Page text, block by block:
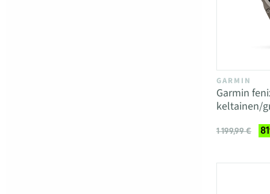
GARMIN
Garmin
keltainen/
1 199,99 €